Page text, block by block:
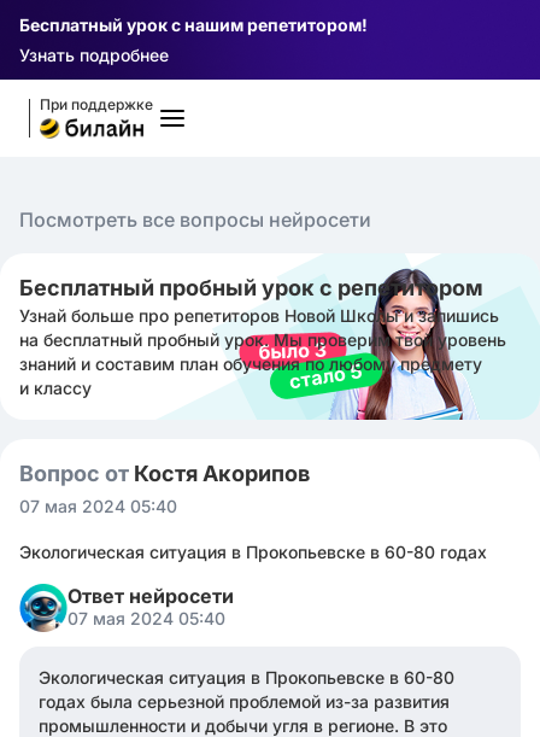
Бесплатный урок с нашим репетитором!
Узнать подробнее
При поддержке
Посмотреть все вопросы нейросети
Бесплатный пробный урок с репетитором
Узнай больше про репетиторов Новой Школы и запишись
на бесплатный пробный урок. Мы проверим твой уровень
знаний и составим план обучения по любому предмету
и классу
Вопрос от Костя Акорипов
07 мая 2024 05:40
Экологическая ситуация в Прокопьевске в 60-80 годах
Ответ нейросети
07 мая 2024 05:40
Экологическая ситуация в Прокопьевске в 60-80
годах была серьезной проблемой из-за развития
промышленности и добычи угля в регионе. В это